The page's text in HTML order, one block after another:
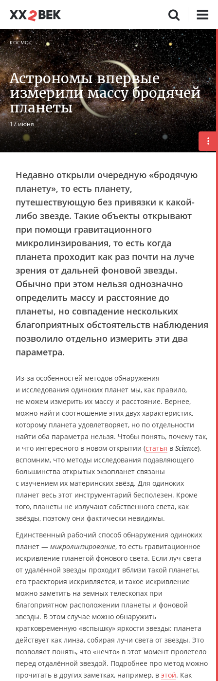
КОСМОС
Астрономы впервые
измерили массу бродячей
планеты
17 июня
Недавно открыли очередную «бродячую
планету», то есть планету,
путешествующую без привязки к какой-
либо звезде. Такие объекты открывают
при помощи гравитационного
микролинзирования, то есть когда
планета проходит как раз почти на луче
зрения от дальней фоновой звезды.
Обычно при этом нельзя однозначно
определить массу и расстояние до
планеты, но совпадение нескольких
благоприятных обстоятельств наблюдения
позволило отдельно измерить эти два
параметра.
Из-за особенностей методов обнаружения
и исследования одиноких планет мы, как правило,
не можем измерить их массу и расстояние. Вернее,
можно найти соотношение этих двух характеристик,
которому планета удовлетворяет, но по отдельности
найти оба параметра нельзя. Чтобы понять, почему так,
и что интересного в новом открытии (статья в Science),
вспомним, что методы исследования подавляющего
большинства открытых экзопланет связаны
с изучением их материнских звёзд. Для одиноких
планет весь этот инструментарий бесполезен. Кроме
того, планеты не излучают собственного света, как
звёзды, поэтому они фактически невидимы.
Единственный рабочий способ обнаружения одиноких
планет — микролинзирование, то есть гравитационное
искривление планетой фонового света. Если луч света
от удалённой звезды проходит вблизи такой планеты,
его траектория искривляется, и такое искривление
можно заметить на земных телескопах при
благоприятном расположении планеты и фоновой
звезды. В этом случае можно обнаружить
кратковременную «вспышку» яркости звезды: планета
действует как линза, собирая лучи света от звезды. Это
позволяет понять, что «нечто» в этот момент пролетело
перед отдалённой звездой. Подробнее про метод можно
прочитать в других заметках, например, в этой. Как